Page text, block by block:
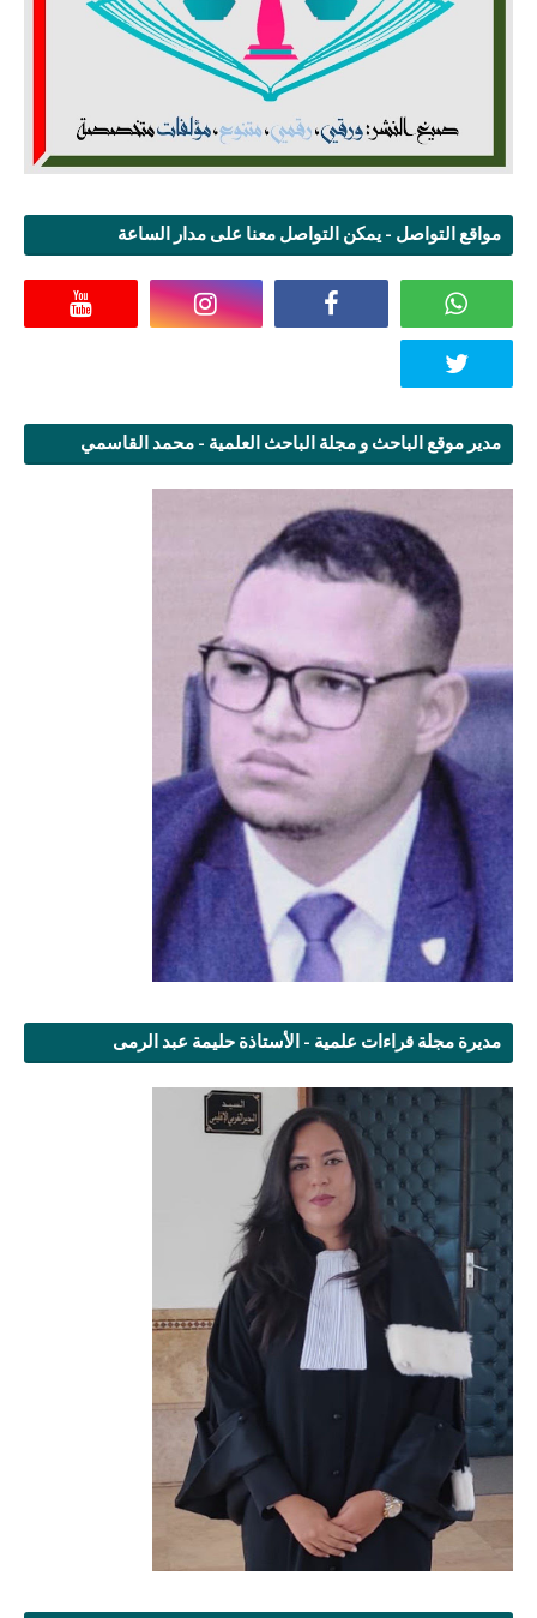
مواقع التواصل - يمكن التواصل معنا على مدار الساعة
مدير موقع الباحث و مجلة الباحث العلمية - محمد القاسمي
مديرة مجلة قراءات علمية - الأستاذة حليمة عبد الرمى